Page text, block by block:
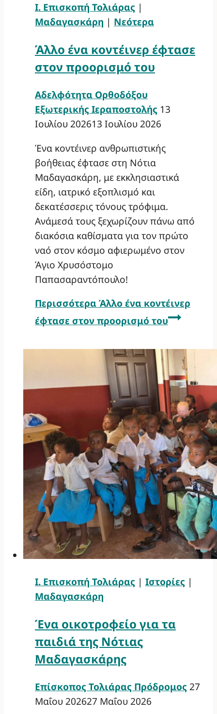
Ι. Επισκοπή Τολιάρας |
Μαδαγασκάρη | Νεότερα
Άλλο ένα κοντέινερ έφτασε
στον προορισμό του
Αδελφότητα Ορθοδόξου
Εξωτερικής Ιεραποστολής 13
Ιουλίου 202613 Ιουλίου 2026
Ένα κοντέινερ ανθρωπιστικής
βοήθειας έφτασε στη Νότια
Μαδαγασκάρη, με εκκλησιαστικά
είδη, ιατρικό εξοπλισμό και
δεκατέσσερις τόνους τρόφιμα.
Ανάμεσά τους ξεχωρίζουν πάνω από
διακόσια καθίσματα για τον πρώτο
ναό στον κόσμο αφιερωμένο στον
Άγιο Χρυσόστομο
Παπασαραντόπουλο!
Περισσότερα Άλλο ένα κοντέινερ
έφτασε στον προορισμό του
Ι. Επισκοπή Τολιάρας | Ιστορίες |
Μαδαγασκάρη
Ένα οικοτροφείο για τα
παιδιά της Νότιας
Μαδαγασκάρης
Επίσκοπος Τολιάρας Πρόδρομος 27
Μαΐου 202627 Μαΐου 2026